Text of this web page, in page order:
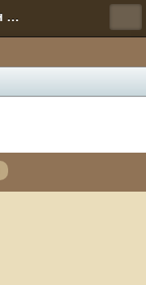
Форум онлайн игры "Новая Эра" (Нюра Биз)